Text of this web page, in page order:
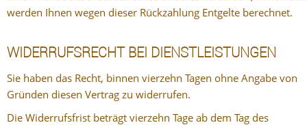
werden Ihnen wegen dieser Rückzahlung Entgelte berechnet.
WIDERRUFSRECHT BEI DIENSTLEISTUNGEN
Sie haben das Recht, binnen vierzehn Tagen ohne Angabe von
Gründen diesen Vertrag zu widerrufen.
Die Widerrufsfrist beträgt vierzehn Tage ab dem Tag des